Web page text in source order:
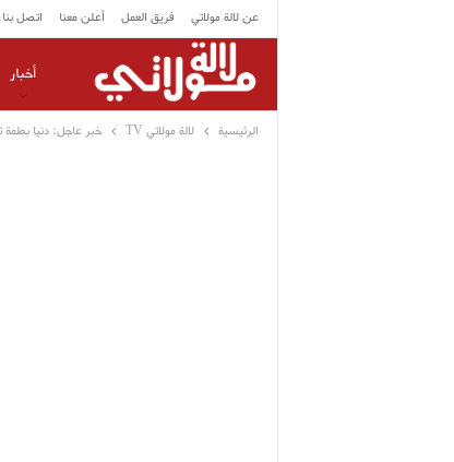
عن لالة مولاتي فريق العمل أعلن معنا اتصل بنا
أخبار
الرئيسية لالة مولاتي TV خبر عاجل: دنيا